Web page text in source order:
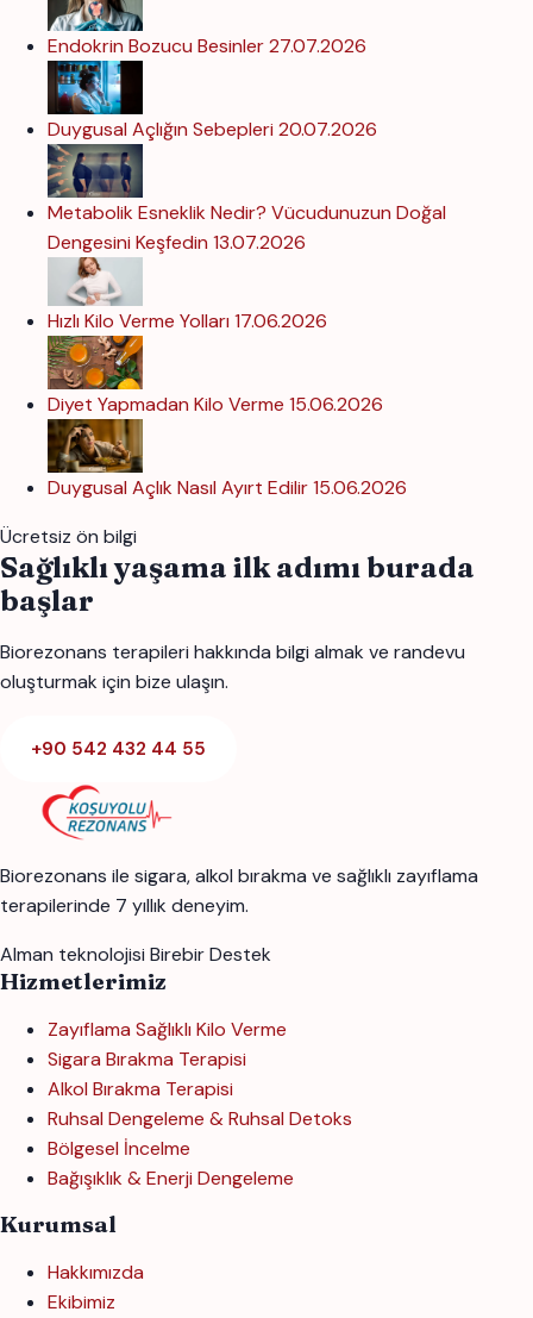
Endokrin Bozucu Besinler27.07.2026
Duygusal Açlığın Sebepleri 20.07.2026
Metabolik Esneklik Nedir? Vücudunuzun Doğal
Dengesini Keşfedin 13.07.2026
Hızlı Kilo Verme Yolları 17.06.2026
Diyet Yapmadan Kilo Verme 15.06.2026
Duygusal Açlık Nasıl Ayırt Edilir15.06.2026
Ücretsiz ön bilgi
Sağlıklı yaşama ilk adımı burada
başlar
Biorezonans terapileri hakkında bilgi almak ve randevu
oluşturmak için bize ulaşın.
+90 542 432 44 55
Biorezonans ile sigara, alkol bırakma ve sağlıklı zayıflama
terapilerinde 7 yıllık deneyim.
Alman teknolojisi Birebir Destek
Hizmetlerimiz
Zayıflama Sağlıklı Kilo Verme
Sigara Bırakma Terapisi
Alkol Bırakma Terapisi
Ruhsal Dengeleme & Ruhsal Detoks
Bölgesel İncelme
Bağışıklık & Enerji Dengeleme
Kurumsal
Hakkımızda
Ekibimiz